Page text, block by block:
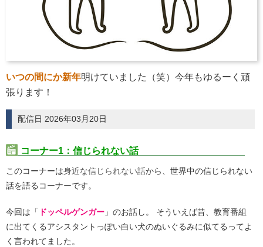
いつの間にか新年明けていました（笑）今年もゆるーく頑
張ります！
配信日 2026年03月20日
コーナー1：信じられない話
このコーナーは身近な信じられない話から、世界中の信じられない
話を語るコーナーです。
今回は「 ドッペルゲンガー 」のお話し。 そういえば昔、教育番組
に出てくるアシスタントっぽい白い犬のぬいぐるみに似てるってよ
く言われてました。